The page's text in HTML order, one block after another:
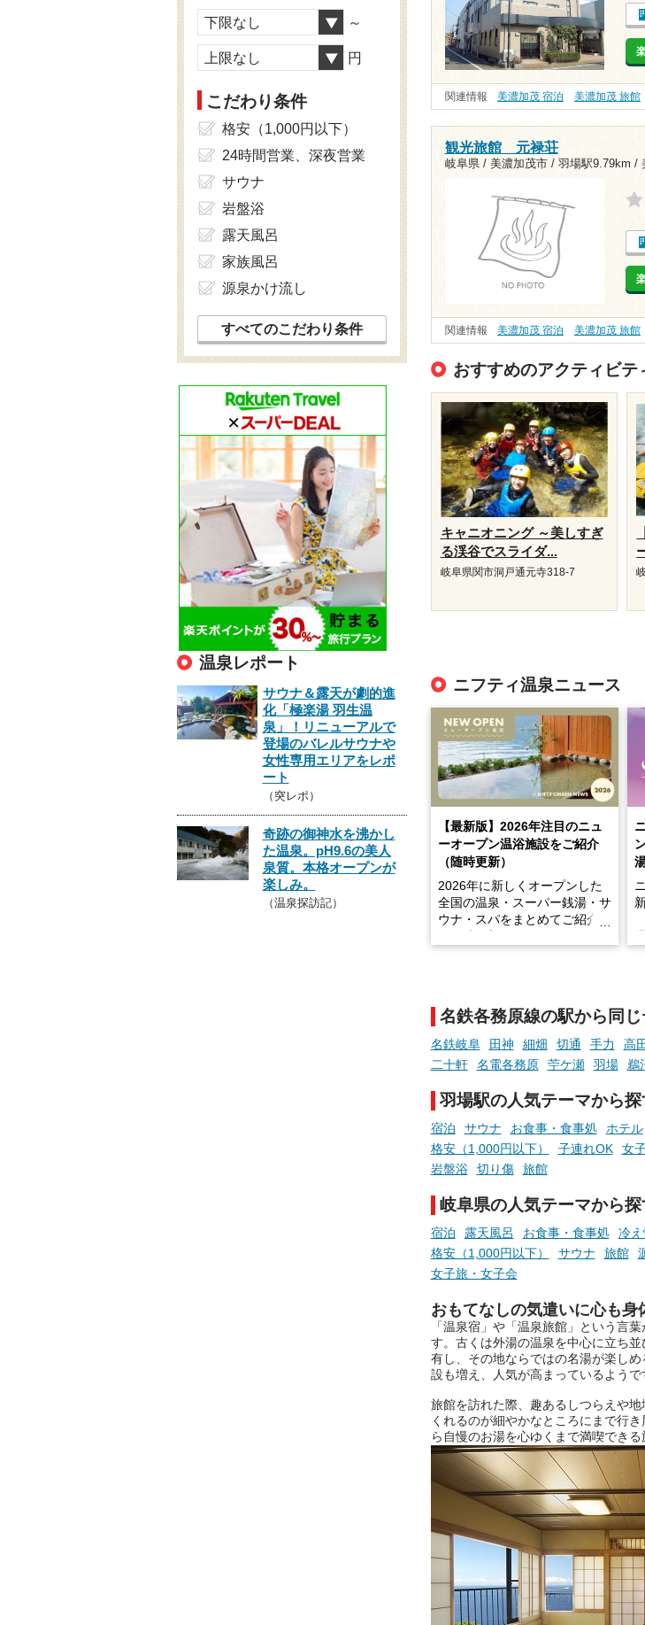
関連情報 美濃加茂 宿泊 美濃加茂 旅館
観光旅館 元禄荘
岐阜県 / 美濃加茂市 / 羽場駅9.79km /
関連情報 美濃加茂 宿泊 美濃加茂 旅館
おすすめのアクティビテ
キャニオニング ～美しすぎ
る渓谷でスライダ...
岐阜県関市洞戸通元寺318-7
ニフティ温泉ニュース
【最新版】2026年注目のニュ
ーオープン温浴施設をご紹介
（随時更新）
2026年に新しくオープンした
全国の温泉・スーパー銭湯・サ
ウナ・スパをまとめてご紹介！
います。
現地取材記事もあわせて紹介し
ていますので、気になる施設は
ぜひチェックして次のおでかけ
ね。
名鉄各務原線の駅から同
名鉄岐阜 田神 細畑 切通 手力 高
二十軒
名電各務原 苧ケ瀬 羽場 鵜
羽場駅の人気テーマから探
宿泊 サウナ お食事・食事処 ホテル
格安（1,000円以下）
子連れOK 女
岩盤浴
切り傷 旅館
岐阜県の人気テーマから探
宿泊 露天風呂 お食事・食事処 冷え
格安（1,000円以下）
サウナ 旅館
女子旅・女子会
おもてなしの気遣いに心も身
「温泉宿」や「温泉旅館」という言
す。古くは外湯の温泉を中心に立ち
有し、その地ならではの名湯が楽し
設も増え、人気が高まっているようで
旅館を訪れた際、趣あるしつらえや
くれるのが細やかなところにまで行
ら自慢のお湯を心ゆくまで満喫でき
下限なし ～
上限なし 円
こだわり条件
格安（1,000円以下）
24時間営業、深夜営業
サウナ
岩盤浴
露天風呂
家族風呂
源泉かけ流し
すべてのこだわり条件
温泉レポート
サウナ＆露天が劇的進
化「極楽湯 羽生温
泉」！リニューアルで
登場のバレルサウナや
女性専用エリアをレポ
ート
（突レポ）
奇跡の御神水を沸かし
た温泉。pH9.6の美人
泉質。本格オープンが
楽しみ。
（温泉探訪記）